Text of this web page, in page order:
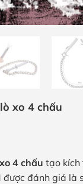
xo 4 chấu
4 chấu tạo kích
được đánh giá là